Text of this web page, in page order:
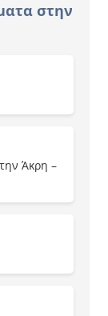
στην
Άκρη –